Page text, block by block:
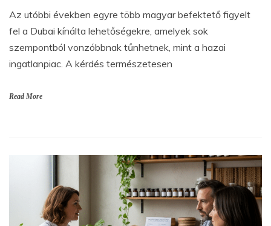
Az utóbbi években egyre több magyar befektető figyelt
fel a Dubai kínálta lehetőségekre, amelyek sok
szempontból vonzóbbnak tűnhetnek, mint a hazai
ingatlanpiac. A kérdés természetesen
Read More